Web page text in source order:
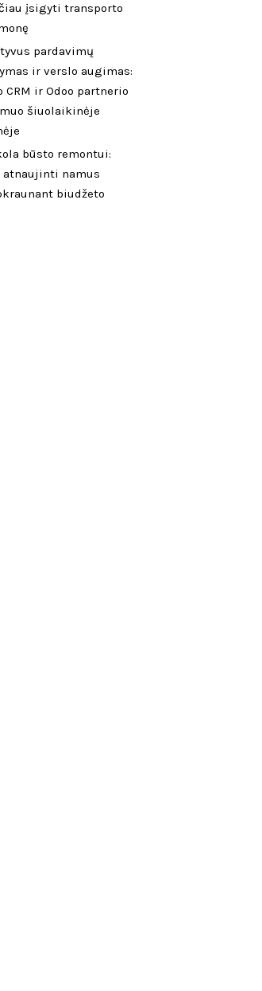
įsigyti transporto
pardavimų
ir verslo augimas:
CRM ir Odoo partnerio
šiuolaikinėje
būsto remontui:
atnaujinti namus
biudžeto